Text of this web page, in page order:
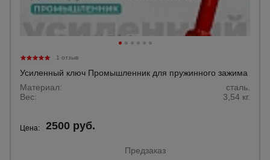
1 отзыв
Усиленный ключ Промышленник для пружинного зажима
Материал:
сталь.
Вес:
3,54 кг.
Цена: 2500 руб.
Предзаказ